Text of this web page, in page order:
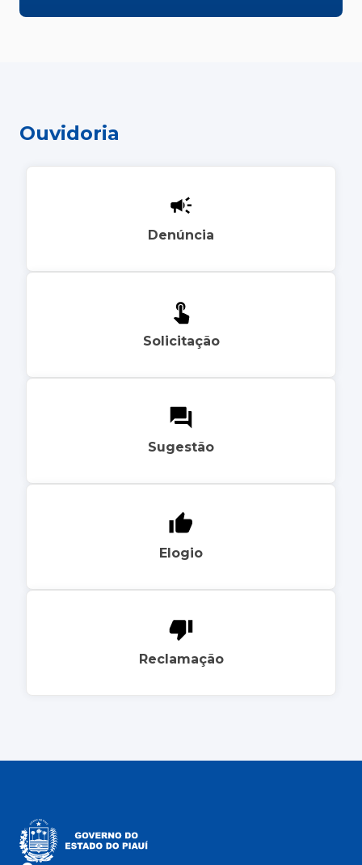
Ouvidoria
Denúncia
Solicitação
Sugestão
Elogio
Reclamação